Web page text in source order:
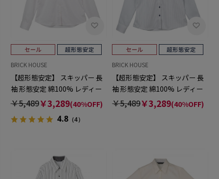
BRICK HOUSE
【超形態安定】 スキッパー 長
袖 形態安定 綿100% レディー
スシャツ
￥5,489￥3,289(40%OFF)
4.8（4）
BRICK HOUSE
【超形態安定】 スキッパー 長
袖 形態安定 綿100% レディー
スシャツ
￥5,489￥3,289(40%OFF)